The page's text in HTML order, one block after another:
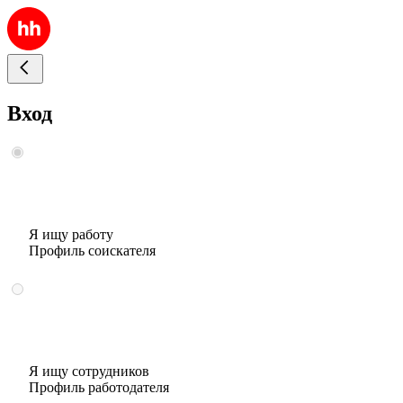
Вход
Я ищу работу
Профиль соискателя
Я ищу сотрудников
Профиль работодателя